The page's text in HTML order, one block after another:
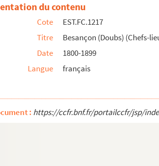
du contenu
Cote
EST.FC.1217
Titre
Besançon (Doubs) (Chefs-
Date
1800-1899
Langue
français
: https://ccfr.bnf.fr/portailccfr/jsp/